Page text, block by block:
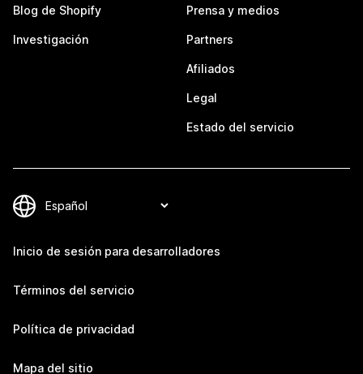
Blog de Shopify
Investigación
Prensa y medios
Partners
Afiliados
Legal
Estado del servicio
Inicio de sesión para desarrolladores
Términos del servicio
Política de privacidad
Mapa del sitio